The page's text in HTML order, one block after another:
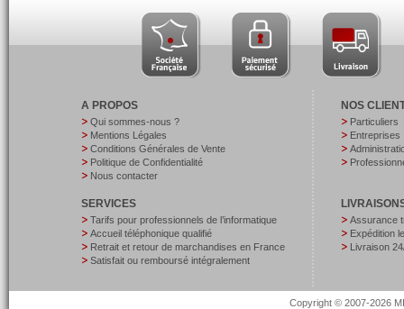
A PROPOS
Qui sommes-nous ?
Mentions Légales
Conditions Générales de Vente
Politique de Confidentialité
Nous contacter
SERVICES
Tarifs pour professionnels de l’informatique
Accueil téléphonique qualifié
Retrait et retour de marchandises en France
Satisfait ou remboursé intégralement
NOS
Particuliers
Entreprises
Assurance
Expédition
Livraison
Copyright © 2007-2026